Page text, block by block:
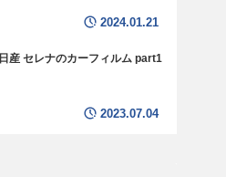
2024.01.21
日産 セレナのカーフィルム part1
2023.07.04